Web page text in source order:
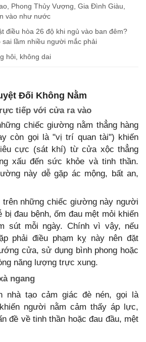
Phong Thủy Vượng, Gia Đình Giàu,
vào như nước
điều hòa 26 độ khi ngủ vào ban đêm?
sai lầm nhiều người mắc phải
hôi, không dai
Đối Không Nằm
tiếp với cửa ra vào
chiếc giường nằm thẳng hàng
còn gọi là "vị trí quan tài") khiến
cực (sát khí) từ cửa xộc thẳng
xấu đến sức khỏe và tinh thần.
này dễ gặp ác mộng, bất an,
những chiếc giường này người
bị đau bệnh, ốm đau mệt mỏi khiến
sút mỗi ngày. Chính vì vậy, nếu
phải điều phạm kỵ này nên đặt
cửa, sử dụng bình phong hoặc
năng lượng trực xung.
ngang
nhà tạo cảm giác đè nén, gọi là
người nằm cảm thấy áp lực,
đề về tinh thần hoặc đau đầu, mệt